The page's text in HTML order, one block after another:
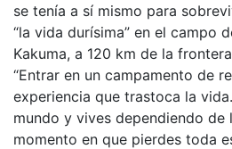
se tenía a sí mismo para
“la vida durísima” en el campo
Kakuma, a 120 km de la
“Entrar en un campamento de
experiencia que trastoca la
mundo y vives dependiendo de
momento en que pierdes toda